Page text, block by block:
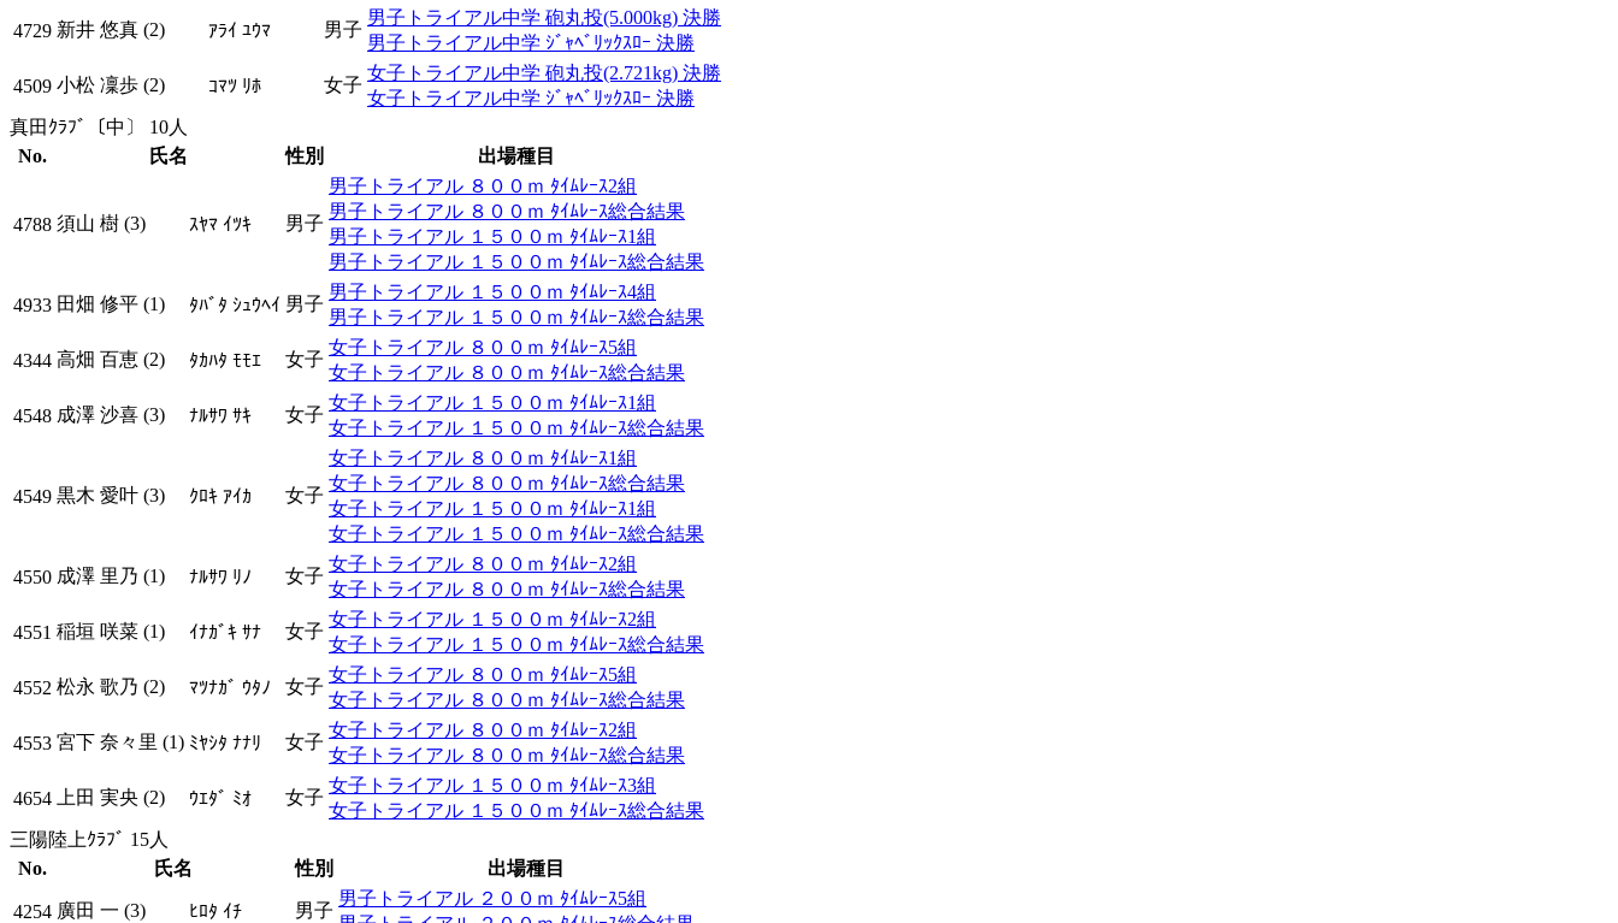
4729 新井 悠真 (2) ｱﾗｲ ﾕｳﾏ 男子
男子トライアル中学 砲丸投(5.000kg) 決勝
男子トライアル中学 ｼﾞｬﾍﾞﾘｯｸｽﾛｰ 決勝
4509 小松 凜歩 (2) ｺﾏﾂ ﾘﾎ 女子
女子トライアル中学 砲丸投(2.721kg) 決勝
女子トライアル中学 ｼﾞｬﾍﾞﾘｯｸｽﾛｰ 決勝
真田ｸﾗﾌﾞ〔中〕 10人
No.
氏名 性別 出場種目
4788 須山 樹 (3) ｽﾔﾏ ｲﾂｷ 男子
男子トライアル ８００ｍ ﾀｲﾑﾚｰｽ2組
男子トライアル ８００ｍ ﾀｲﾑﾚｰｽ総合結果
男子トライアル １５００ｍ ﾀｲﾑﾚｰｽ1組
男子トライアル １５００ｍ ﾀｲﾑﾚｰｽ総合結果
4933 田畑 修平 (1) ﾀﾊﾞﾀ ｼｭｳﾍｲ 男子
男子トライアル １５００ｍ ﾀｲﾑﾚｰｽ4組
男子トライアル １５００ｍ ﾀｲﾑﾚｰｽ総合結果
4344 高畑 百恵 (2) ﾀｶﾊﾀ ﾓﾓｴ 女子
女子トライアル ８００ｍ ﾀｲﾑﾚｰｽ5組
女子トライアル ８００ｍ ﾀｲﾑﾚｰｽ総合結果
4548 成澤 沙喜 (3) ﾅﾙｻﾜ ｻｷ 女子
女子トライアル １５００ｍ ﾀｲﾑﾚｰｽ1組
女子トライアル １５００ｍ ﾀｲﾑﾚｰｽ総合結果
4549 黒木 愛叶 (3) ｸﾛｷ ｱｲｶ 女子
女子トライアル ８００ｍ ﾀｲﾑﾚｰｽ1組
女子トライアル ８００ｍ ﾀｲﾑﾚｰｽ総合結果
女子トライアル １５００ｍ ﾀｲﾑﾚｰｽ1組
女子トライアル １５００ｍ ﾀｲﾑﾚｰｽ総合結果
4550 成澤 里乃 (1) ﾅﾙｻﾜ ﾘﾉ 女子
女子トライアル ８００ｍ ﾀｲﾑﾚｰｽ2組
女子トライアル ８００ｍ ﾀｲﾑﾚｰｽ総合結果
4551 稲垣 咲菜 (1) ｲﾅｶﾞｷ ｻﾅ 女子
女子トライアル １５００ｍ ﾀｲﾑﾚｰｽ2組
女子トライアル １５００ｍ ﾀｲﾑﾚｰｽ総合結果
4552 松永 歌乃 (2) ﾏﾂﾅｶﾞ ｳﾀﾉ 女子
女子トライアル ８００ｍ ﾀｲﾑﾚｰｽ5組
女子トライアル ８００ｍ ﾀｲﾑﾚｰｽ総合結果
4553 宮下 奈々里 (1) ﾐﾔｼﾀ ﾅﾅﾘ 女子
女子トライアル ８００ｍ ﾀｲﾑﾚｰｽ2組
女子トライアル ８００ｍ ﾀｲﾑﾚｰｽ総合結果
4654 上田 実央 (2) ｳｴﾀﾞ ﾐｵ 女子
女子トライアル １５００ｍ ﾀｲﾑﾚｰｽ3組
女子トライアル １５００ｍ ﾀｲﾑﾚｰｽ総合結果
三陽陸上ｸﾗﾌﾞ 15人
No.
氏名 性別 出場種目
4254 廣田 一 (3) ﾋﾛﾀ ｲﾁ 男子
男子トライアル ２００ｍ ﾀｲﾑﾚｰｽ5組